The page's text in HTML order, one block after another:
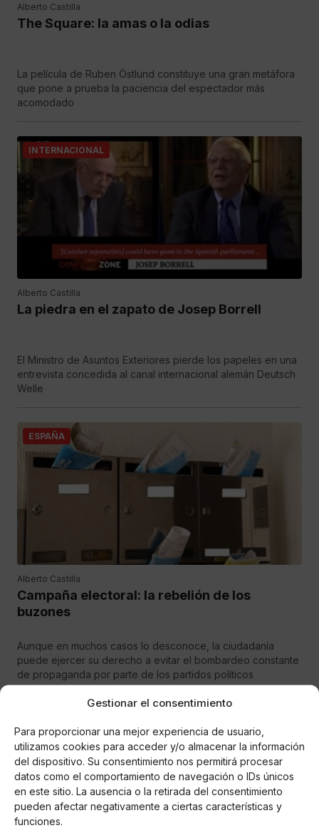
Gestionar el consentimiento
Para proporcionar una mejor experiencia de usuario,
utilizamos cookies para acceder y/o almacenar la información
del dispositivo. Su consentimiento nos permitirá procesar
datos como el comportamiento de navegación o IDs únicos
en este sitio. La ausencia o la retirada del consentimiento
pueden afectar negativamente a ciertas características y
funciones.
Alberto Castilla
The Square: la amas o la odias
La película de Ruben Östlund constituye una gran metáfora
que pone a prueba la paciencia del espectador más
acomodado
INTERNACIONAL
Alberto Castilla
La piedra en el zapato de Josep Borrell
El Ministro de Asuntos Exteriores pierde los papeles en una
entrevista concedida al canal internacional alemán Deutsch
Welle
ESPAÑA
Alberto Castilla
Campaña electoral: la rebelión de los
buzones
Aunque en muchos casos lo desconoce, la ciudadanía
puede ejercer su derecho a evitar el bombardeo constante
de propaganda por parte de los partidos políticos